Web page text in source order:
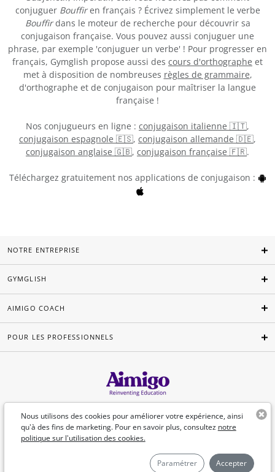
conjuguer Bouffiren français ? Écrivez simplement le verbe
Bouffirdans le moteur de recherche pour découvrir sa
conjugaison française. Vous pouvez aussi conjuguer une
phrase, par exemple 'conjuguer un verbe' ! Pour progresser en
français, Gymglish propose aussi des cours d'orthographe et
met à disposition de nombreuses règles de grammaire,
d'orthographe et de conjugaison pour maîtriser la langue
française !
Nos conjugueurs en ligne : conjugaison italienne 🇮🇹,
conjugaison espagnole 🇪🇸, conjugaison allemande 🇩🇪,
conjugaison anglaise 🇬🇧, conjugaison française 🇫🇷.
Téléchargez gratuitement nos applications de conjugaison :
Nous utilisons des cookies pour améliorer votre expérience, ainsi
qu'à des fins de marketing. Pour en savoir plus, consultez notre
politique sur l'utilisation des cookies.
Paramétrer Accepter
NOTRE ENTREPRISE
GYMGLISH
AIMIGO COACH
POUR LES PROFESSIONNELS
Français
©Aimigo 2026